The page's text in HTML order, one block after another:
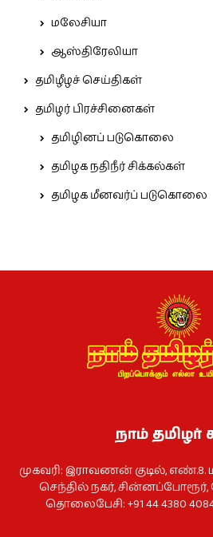
மலேசியா
ஆஸ்திரேலியா
தமிழீழச் செய்திகள்
தமிழர் பிரச்சினைகள்
தமிழினப் படுகொலை
தமிழக நதிநீர் சிக்கல்கள்
தமிழக மீனவர்ப் படுகொலை
நாம் தமிழர்
முகவரி: இராவணன் குடில்,
செந்தில் நகர், சின்னப்போரூர்,
தொலைபேசி: +91 44 4380